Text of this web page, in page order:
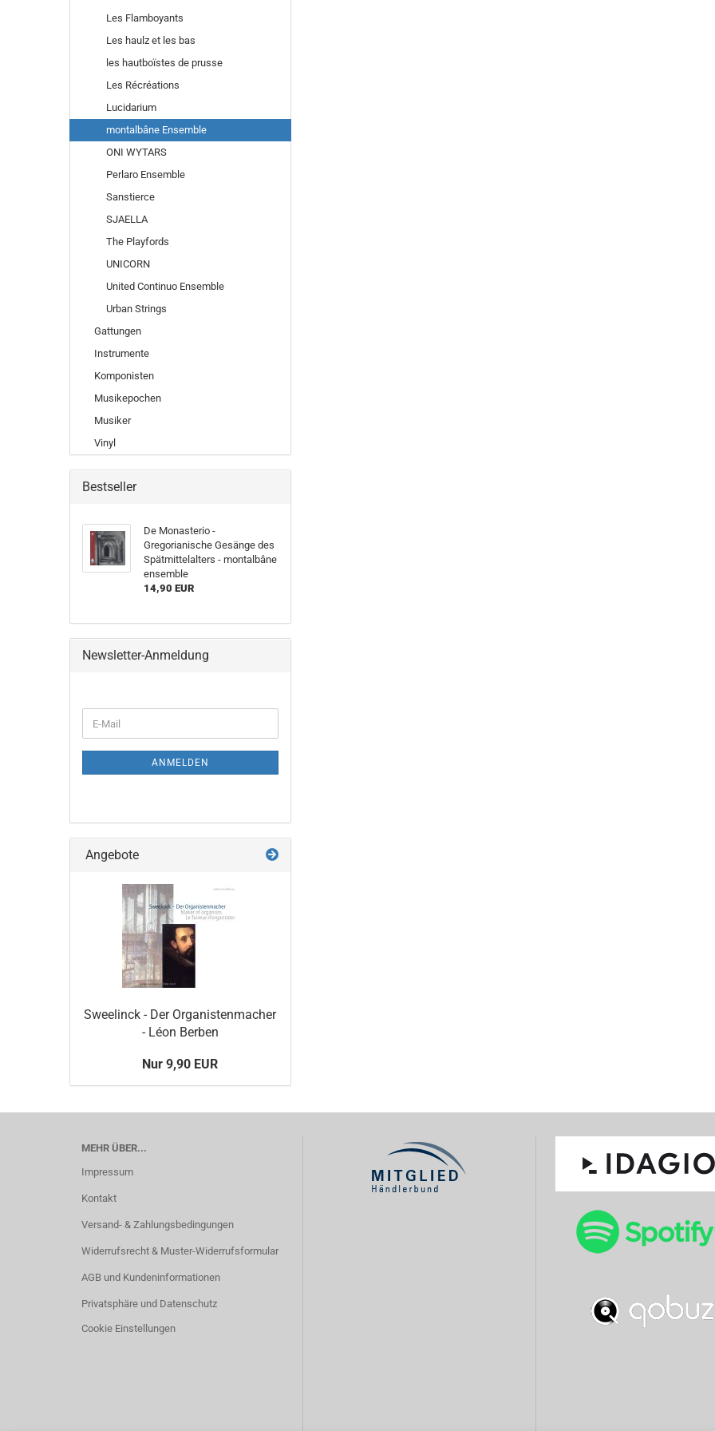
Les Flamboyants
Les haulz et les bas
les hautboïstes de prusse
Les Récréations
Lucidarium
montalbâne Ensemble
ONI WYTARS
Perlaro Ensemble
Sanstierce
SJAELLA
The Playfords
UNICORN
United Continuo Ensemble
Urban Strings
Gattungen
Instrumente
Komponisten
Musikepochen
Musiker
Vinyl
Bestseller
De Monasterio -
Gregorianische Gesänge des
Spätmittelalters - montalbâne
ensemble
14,90 EUR
Newsletter-Anmeldung
ZUR
E-
Mail
ANMELDEN
Angebote
Sweelinck - Der Organistenmacher
- Léon Berben
Nur 9,90 EUR
MEHR ÜBER...
Impressum
Kontakt
Versand- & Zahlungsbedingungen
Widerrufsrecht & Muster-Widerrufsformular
AGB und Kundeninformationen
Privatsphäre und Datenschutz
Cookie Einstellungen